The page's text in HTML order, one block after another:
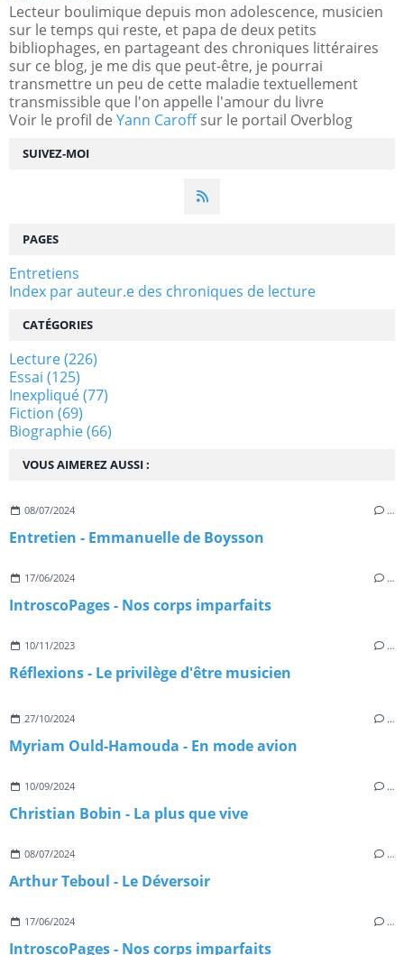
SUIVEZ-MOI
Lecteur boulimique depuis mon adolescence, musicien
sur le temps qui reste, et papa de deux petits
bibliophages, en partageant des chroniques littéraires
sur ce blog, je me dis que peut-être, je pourrai
transmettre un peu de cette maladie textuellement
transmissible que l'on appelle l'amour du livre
Voir le profil de Yann Caroffsur le portail Overblog
VOUS AIMEREZ AUSSI :
08/07/2024 …
Entretien - Emmanuelle de Boysson
17/06/2024 …
IntroscoPages - Nos corps imparfaits
10/11/2023 …
Réflexions - Le privilège d'être musicien
27/10/2024 …
Myriam Ould-Hamouda - En mode avion
10/09/2024 …
Christian Bobin - La plus que vive
08/07/2024 …
Arthur Teboul - Le Déversoir
17/06/2024 …
IntroscoPages - Nos corps imparfaits
PAGES
Entretiens
Index par auteur.e des chroniques de lecture
CATÉGORIES
Lecture(226)
Essai (125)
Inexpliqué(77)
Fiction (69)
Biographie(66)